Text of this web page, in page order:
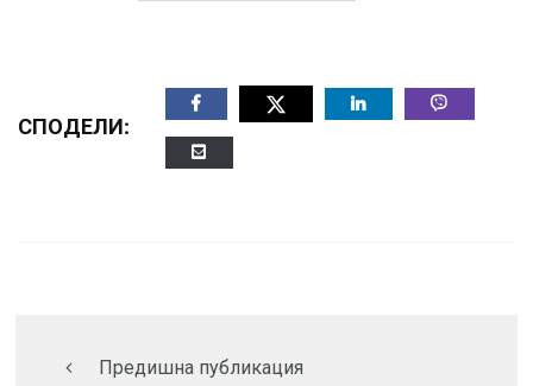
СПОДЕЛИ:
Предишна публикация